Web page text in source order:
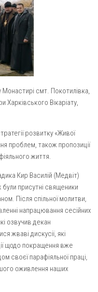
Люботин)
(с. Вільча)
(м. Лозова)
Богородиці (смт
народу (м. Полтава)
(м. Полтава)
Пригарівка)
Богородиці (с. Шевченки)
Богородиці (с. Дашківка)
(м. Кобеляки)
(с. Вільховатка)
(с. Засулля)
смт. Покотилівка,
Харківського Вікаріату,
розвитку «Живої
проблем, також пропозиції
життя.
Кир Василій (Медвіт)
присутні священики
Після спільної молитви,
напрацювання сесійних
озвучив декан
жваві дискусії, які
щодо покращення вже
своєї парафіяльної праці,
оживлення наших